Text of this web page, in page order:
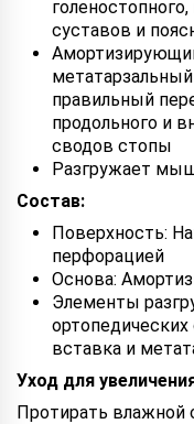
суставов и
правильный
продольного и
сводов стопы
Разгружает
Состав:
Поверхность:
перфорацией
Основа:
Элементы
вставка и
Уход для
Протирать